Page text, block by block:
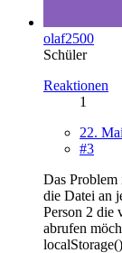
olaf2500
Schüler
Reaktionen
1
22.
#3
Das Problem
die Datei an
Person 2 die
abrufen
localStorage()